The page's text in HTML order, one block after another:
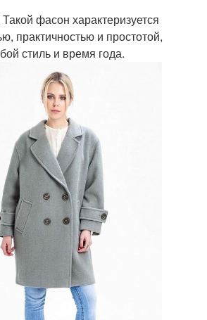
фасон характеризуется
практичностью и простотой,
стиль и время года.